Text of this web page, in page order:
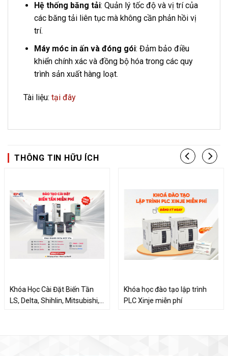
Hệ thống băng tải: Quản lý tốc độ và vị trí của
các băng tải liên tục mà không cần phản hồi vị
trí.
Máy móc in ấn và đóng gói: Đảm bảo điều
khiển chính xác và đồng bộ hóa trong các quy
trình sản xuất hàng loạt.
Tài liệu: tại đây
THÔNG TIN HỮU ÍCH
Khóa Học Cài Đặt Biến Tần
LS, Delta, Shihlin, Mitsubishi,
Khóa học đào tạo lập trình
PLC Xinje miễn phí